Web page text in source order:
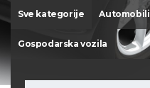
Sve kategorije Automobili
Gospodarska vozila